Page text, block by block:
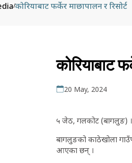
/कोरियाबाट फर्केर माछापालन र रिसोर्ट
कोरियाबाट
20 May, 2024
५ जेठ, गलकोट (बागलुङ) ।
बागलुङको काठेखोला
आएका छन् ।